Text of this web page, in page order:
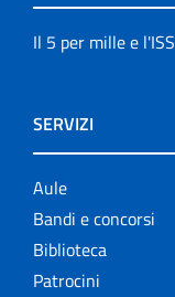
Il 5 per mille e l'ISS
SERVIZI
Aule
Bandi e concorsi
Biblioteca
Patrocini